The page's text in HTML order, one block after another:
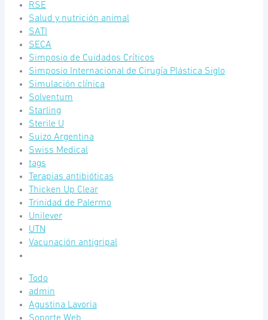
RSE
Salud y nutrición animal
SATI
SECA
Simposio de Cuidados Críticos
Simposio Internacional de Cirugía Plástica Siglo
Simulación clínica
Solventum
Starling
Sterile U
Suizo Argentina
Swiss Medical
tags
Terapias antibióticas
Thicken Up Clear
Trinidad de Palermo
Unilever
UTN
Vacunación antigripal
Todo
admin
Agustina Lavoria